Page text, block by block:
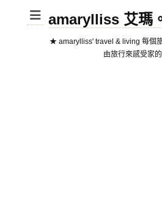
amarylliss 艾瑪
★ amarylliss' travel & living 每個
由旅行來感受家的